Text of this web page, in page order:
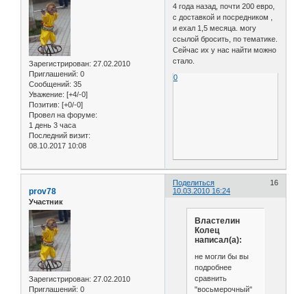
Зарегистрирован: 27.02.2010
Приглашений: 0
Сообщений: 35
Уважение: [+4/-0]
Позитив: [+0/-0]
Провел на форуме:
1 день 3 часа
Последний визит:
08.10.2017 10:08
4 года назад, почти 200 евро,
с доставкой и посредником ,
и ехал 1,5 месяца. могу
ссылой бросить, по тематике.
Сейчас их у нас найти можно
стало.
0
Поделиться
16
10.03.2010 16:24
prov78
Участник
Зарегистрирован: 27.02.2010
Приглашений: 0
Властелин
Колец
написал(а):
не могли бы вы
подробнее
сравнить
"восьмерочный"